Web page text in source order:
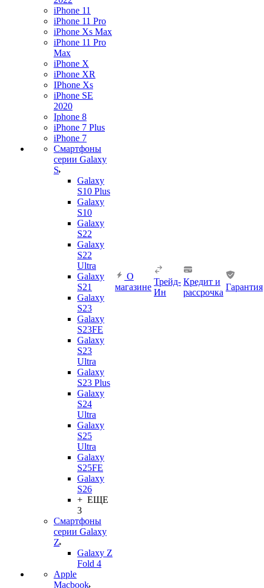
iPhone 11
iPhone 11 Pro
iPhone Xs Max
iPhone 11 Pro
Max
iPhone X
iPhone XR
IPhone Xs
iPhone SE
2020
Iphone 8
iPhone 7 Plus
iPhone 7
Смартфоны
серии Galaxy
S
Galaxy
S10 Plus
Galaxy
S10
Galaxy
S22
Galaxy
S22
Ultra
Galaxy
S21
Galaxy
S23
Galaxy
S23FE
Galaxy
S23
Ultra
Galaxy
S23 Plus
Galaxy
S24
Ultra
Galaxy
S25
Ultra
Galaxy
S25FE
Galaxy
S26
+ ЕЩЕ
3
Смартфоны
серии Galaxy
Z
Galaxy Z
Fold 4
Apple
Macbook
О
магазине
Трейд-
Ин
Кредит и
рассрочка
Гарантия